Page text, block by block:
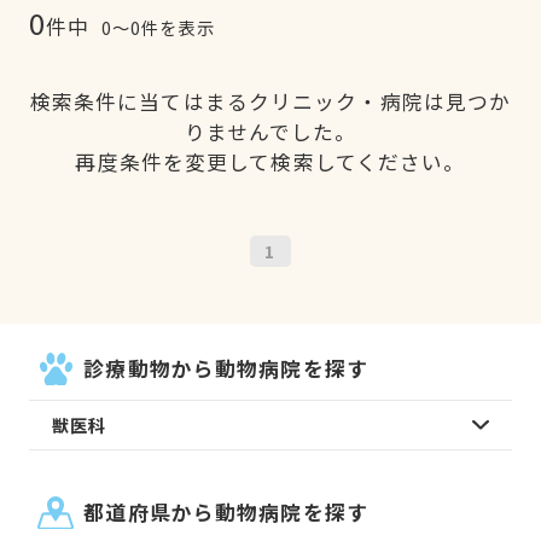
0件中 0〜0件を表示
検索条件に当てはまるクリニック・病院は見つか
りませんでした。
再度条件を変更して検索してください。
1
診療動物から動物病院を探す
獣医科
都道府県から動物病院を探す